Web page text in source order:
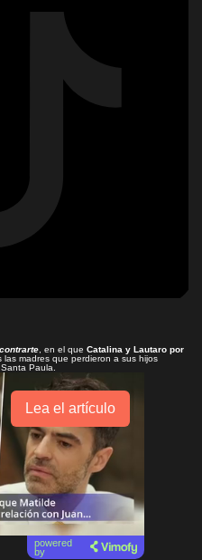
, en el que Catalina y Lautaro por
las madres que perdieron a sus hijos
Paula.
Lea el artículo
powered
by